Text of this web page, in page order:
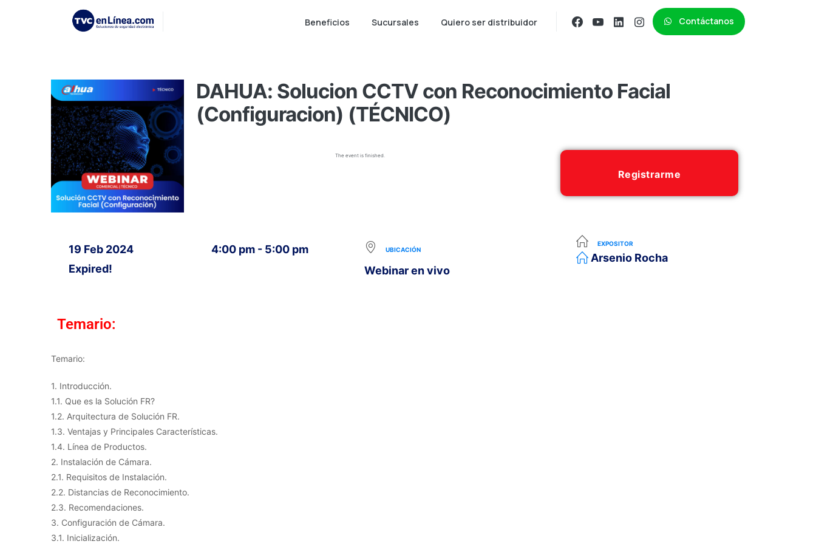
Beneficios Sucursales Quiero ser distribuidor Contáctanos
DAHUA: Solucion CCTV con Reconocimiento Facial
(Configuracion) (TÉCNICO)
The event is finished.
Registrarme
19 Feb 2024
Expired!
4:00 pm - 5:00 pm UBICACIÓN
Webinar en vivo
EXPOSITOR
Arsenio Rocha
Temario:
Temario:
1. Introducción.
1.1. Que es la Solución FR?
1.2. Arquitectura de Solución FR.
1.3. Ventajas y Principales Características.
1.4. Línea de Productos.
2. Instalación de Cámara.
2.1. Requisitos de Instalación.
2.2. Distancias de Reconocimiento.
2.3. Recomendaciones.
3. Configuración de Cámara.
3.1. Inicialización.